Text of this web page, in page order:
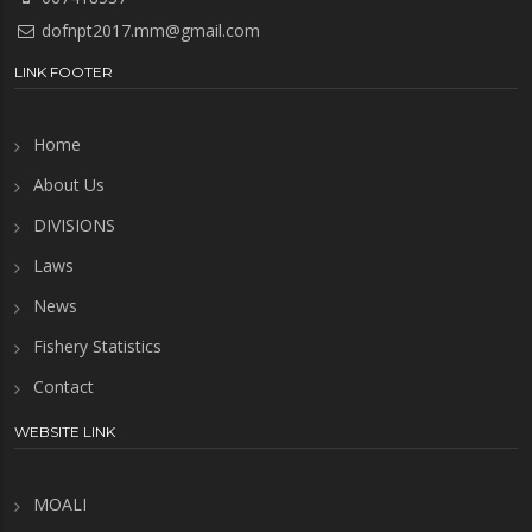
dofnpt2017.mm@gmail.com
LINK FOOTER
Home
About Us
DIVISIONS
Laws
News
Fishery Statistics
Contact
WEBSITE LINK
MOALI